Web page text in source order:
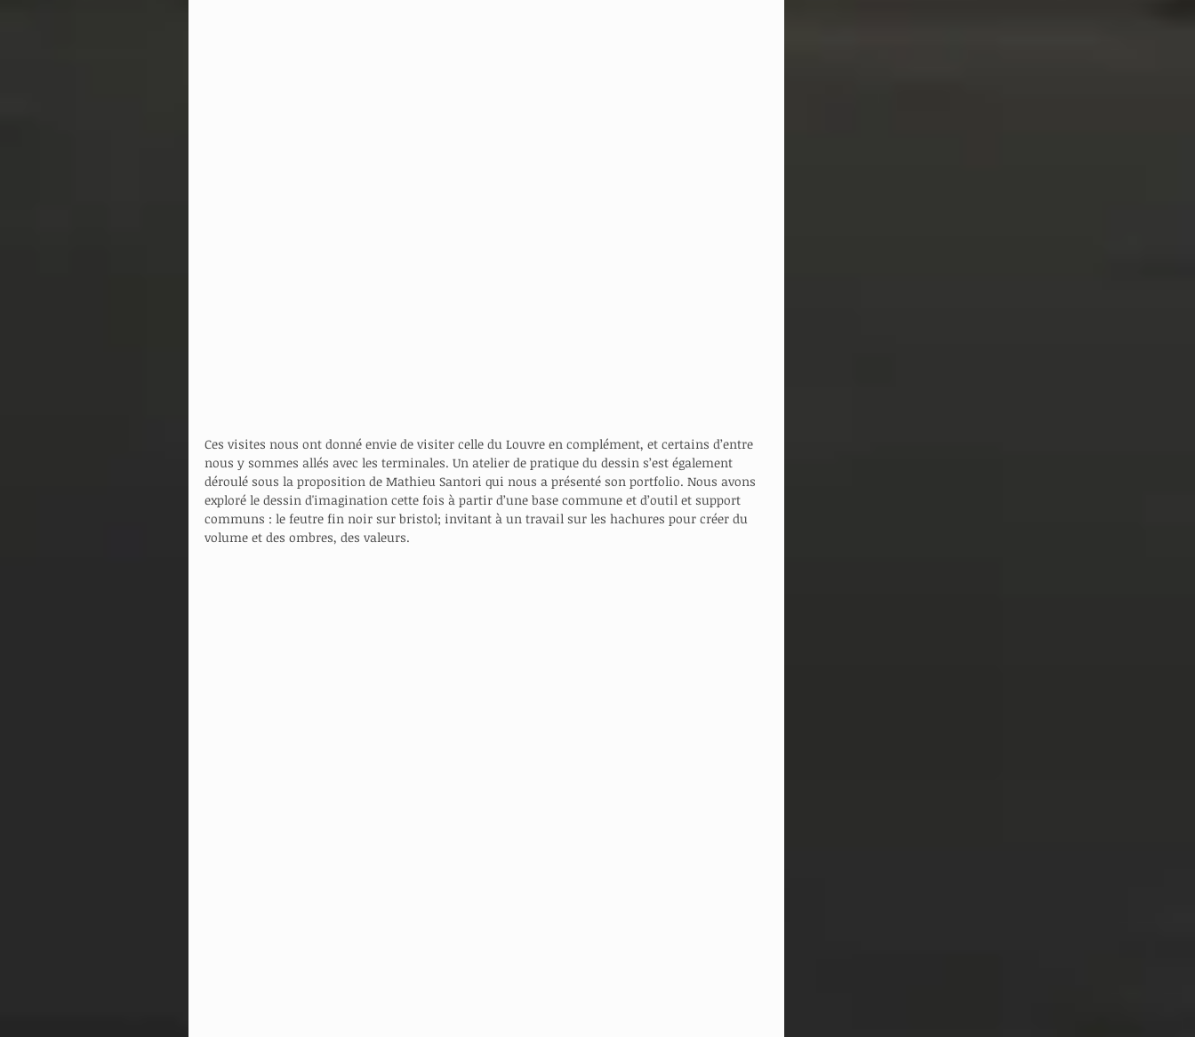
Ces visites nous ont donné envie de visiter celle du Louvre en complément, et certains d’entre
nous y sommes allés avec les terminales. Un atelier de pratique du dessin s’est également
déroulé sous la proposition de Mathieu Santori qui nous a présenté son portfolio. Nous avons
exploré le dessin d'imagination cette fois à partir d’une base commune et d’outil et support
communs : le feutre fin noir sur bristol; invitant à un travail sur les hachures pour créer du
volume et des ombres, des valeurs.